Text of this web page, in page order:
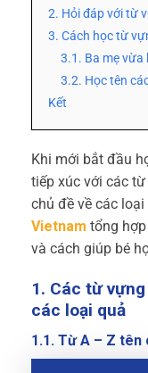
2. Hỏi đáp với từ
3. Cách học từ
3.1. Ba mẹ vừa
3.2. Học tên
Kết
Khi mới bắt đầu
tiếp xúc với các
chủ đề về các
Vietnam tổng
và cách giúp bé
1. Các từ
các loại quả
1.1. Từ A – Z tên